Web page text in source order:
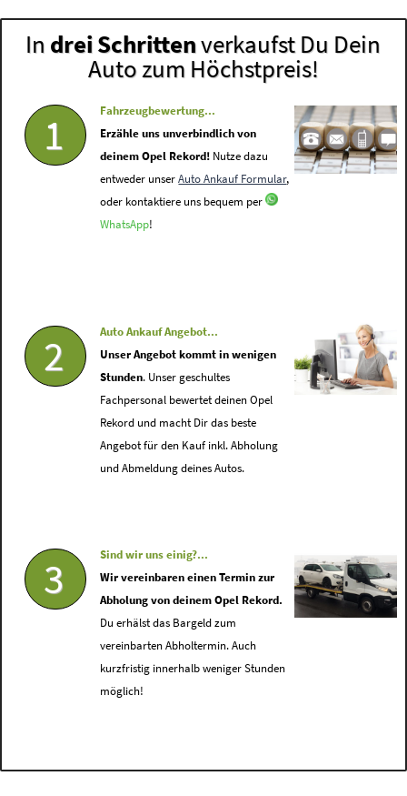
In drei Schrittenverkaufst Du Dein
Auto zum Höchstpreis!
1
Fahrzeugbewertung...
Erzähle uns unverbindlich von
deinem Opel Rekord! Nutze dazu
entweder unserAuto Ankauf Formular,
oder kontaktiere uns bequem per
WhatsApp!
2
Auto Ankauf Angebot...
Unser Angebot kommt in wenigen
Stunden. Unser geschultes
Fachpersonal bewertet deinen Opel
Rekord und macht Dir das beste
Angebot für den Kauf inkl. Abholung
und Abmeldung deines Autos.
3
Sind wir uns einig?...
Wir vereinbaren einen Termin zur
Abholung von deinem Opel Rekord.
Du erhälst das Bargeld zum
vereinbarten Abholtermin. Auch
kurzfristig innerhalb weniger Stunden
möglich!